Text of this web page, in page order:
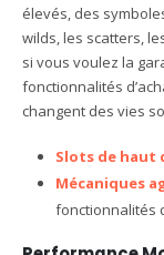
élevés, des
wilds, les scatters,
si vous voulez la
fonctionnalités
changent des vies
Slots de haut
Mécaniques
fonctionnalités